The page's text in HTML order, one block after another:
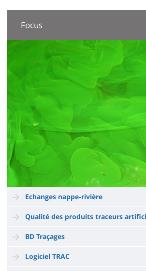
Focus
Imagen
Echanges nappe-rivière
Qualité des produits traceurs
BD Traçages
Logiciel TRAC